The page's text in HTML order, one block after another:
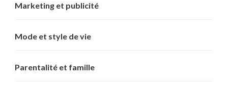
Marketing et publicité
Mode et style de vie
Parentalité et famille